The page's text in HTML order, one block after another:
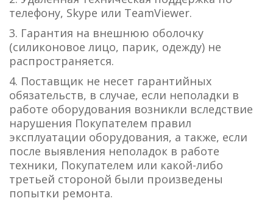
телефону, Skype или TeamViewer.
3. Гарантия на внешнюю оболочку
(силиконовое лицо, парик, одежду) не
распространяется.
4. Поставщик не несет гарантийных
обязательств, в случае, если неполадки в
работе оборудования возникли вследствие
нарушения Покупателем правил
эксплуатации оборудования, а также, если
после выявления неполадок в работе
техники, Покупателем или какой-либо
третьей стороной были произведены
попытки ремонта.